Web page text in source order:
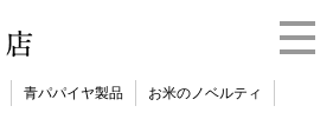
青パパイヤ製品 お米のノベルティ